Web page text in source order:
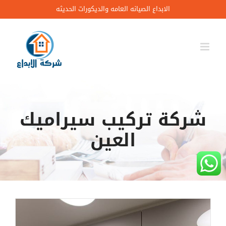
to
content
الابداع الصيانه العامه والديكورات الحديثه
شركة تركيب سيراميك
العين